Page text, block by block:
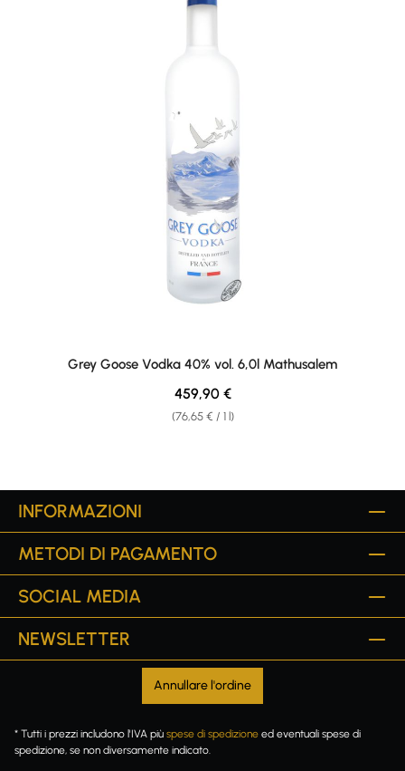
Grey Goose Vodka 40% vol. 6,0l Mathusalem
(76,65 € / 1 l)
Regular price:
459,90 €
INFORMAZIONI
METODI DI PAGAMENTO
SOCIAL MEDIA
NEWSLETTER
Annullare l'ordine
* Tutti i prezzi includono l'IVA più spese di spedizione ed eventuali spese di
spedizione, se non diversamente indicato.